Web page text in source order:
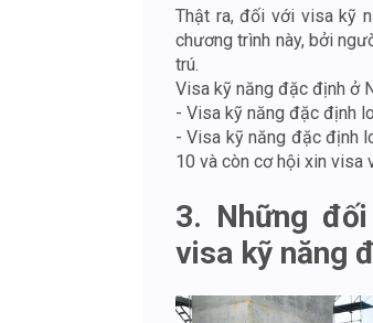
Thật ra, đối với visa kỹ
chương trình này, bởi
trú.
Visa kỹ năng đặc định ở
- Visa kỹ năng đặc định
- Visa kỹ năng đặc định
10 và còn cơ hội xin visa
3. Những
visa kỹ năng